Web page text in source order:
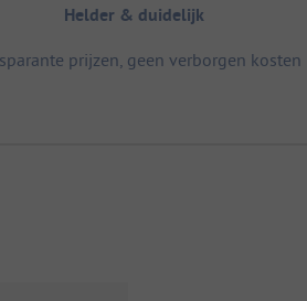
Helder & duidelijk
prijzen, geen verborgen kosten